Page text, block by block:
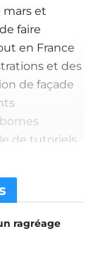
mars et
faire
en France
et des
de façade
de tutoriels.
étape,
et
ragréage